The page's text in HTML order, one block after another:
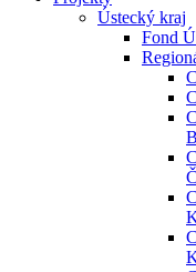
Ústecký kraj
Fond